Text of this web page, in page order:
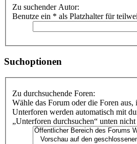
Zu suchender Autor:
Benutze ein * als Platzhalter für
Suchoptionen
Zu durchsuchende Foren:
Wähle das Forum oder die Foren
Unterforen werden automatisch mit
„Unterforen durchsuchen“ unten